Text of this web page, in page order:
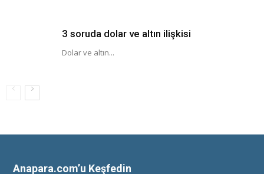
3 soruda dolar ve altın ilişkisi
Dolar ve altın...
Anapara.com’u Keşfedin